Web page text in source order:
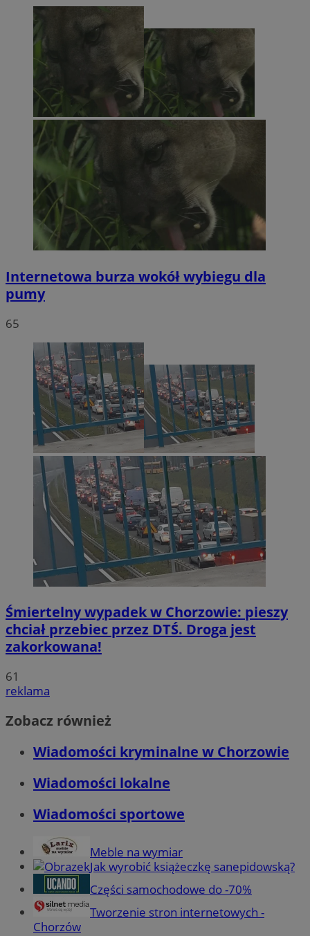
Internetowa burza wokół wybiegu dla
pumy
65
Śmiertelny wypadek w Chorzowie: pieszy
chciał przebiec przez DTŚ. Droga jest
zakorkowana!
61
reklama
Zobacz również
Wiadomości kryminalne w Chorzowie
Wiadomości lokalne
Wiadomości sportowe
Meble na wymiar
Jak wyrobić książeczkę sanepidowską?
Części samochodowe do -70%
Tworzenie stron internetowych -
Chorzów